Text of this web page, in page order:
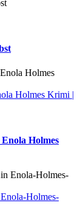
Holmes Krimi |
Holmes
Holmes-